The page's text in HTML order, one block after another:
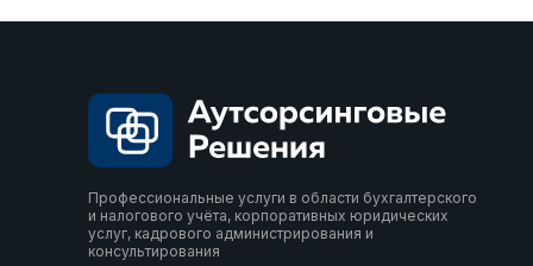
Профессиональные услуги в области бухгалтерского
и налогового учёта, корпоративных юридических
услуг, кадрового администрирования и
консультирования